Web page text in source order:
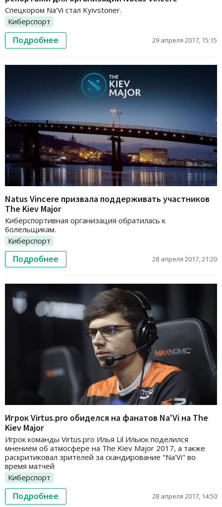
Спецкором Na'Vi стал Kyivstoner.
Киберспорт
Подробнее 29 апреля 2017, 15:15
Natus Vincere призвала поддерживать участников
The Kiev Major
Киберспортивная организация обратилась к
болельщикам.
Киберспорт
Подробнее 28 апреля 2017, 21:20
Игрок Virtus.pro обиделся на фанатов Na'Vi на The
Kiev Major
Игрок команды Virtus.pro Илья Lil Ильюк поделился
мнением об атмосфере на The Kiev Major 2017, а также
раскритиковал зрителей за скандирование "Na'Vi" во
время матчей
Киберспорт
Подробнее 28 апреля 2017, 14:50